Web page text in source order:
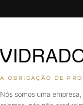
A OBRIGAÇÃO DE
Nós somos uma